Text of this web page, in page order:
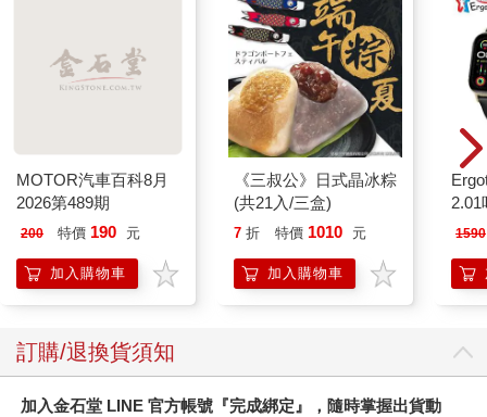
MOTOR汽車百科8月
2026第489期
200 特價 190 元
加入購物車
《三叔公》日式晶冰粽
(共21入/三盒)
7 折 特價 1010 元
加入購物車
2.01
1590
訂購/退換貨須知
加入金石堂 LINE 官方帳號『完成綁定』，隨時掌握出貨動